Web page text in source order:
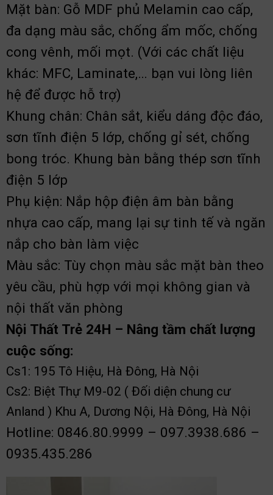
Mặt bàn: Gỗ MDF phủ Melamin cao cấp,
đa dạng màu sắc, chống ẩm mốc, chống
cong vênh, mối mọt. (Với các chất liệu
khác: MFC, Laminate,… bạn vui lòng liên
hệ để được hỗ trợ)
Khung chân: Chân sắt, kiểu dáng độc đáo,
sơn tĩnh điện 5 lớp, chống gỉ sét, chống
bong tróc. Khung bàn bằng thép sơn tĩnh
điện 5 lớp
Phụ kiện: Nắp hộp điện âm bàn bằng
nhựa cao cấp, mang lại sự tinh tế và ngăn
nắp cho bàn làm việc
Màu sắc: Tùy chọn màu sắc mặt bàn theo
yêu cầu, phù hợp với mọi không gian và
nội thất văn phòng
Nội Thất Trẻ 24H – Nâng tầm chất lượng
cuộc sống:
Cs1: 195 Tô Hiệu, Hà Đông, Hà Nội
Cs2: Biệt Thự M9-02 ( Đối diện chung cư
Anland ) Khu A, Dương Nội, Hà Đông, Hà Nội
Hotline: 0846.80.9999 – 097.3938.686 –
0935.435.286